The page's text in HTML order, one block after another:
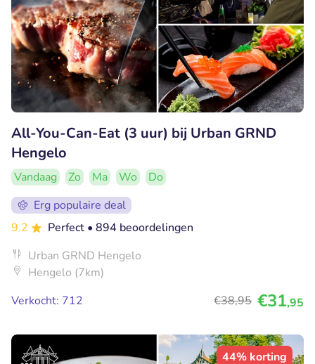
All-You-Can-Eat (3 uur) bij Urban GRND
Hengelo
Vandaag Zo Ma Wo
Do
Erg populaire deal
9.2
Perfect • 894 beoordelingen
Urban GRND Hengelo
Hengelo (7km)
Verkocht: 712
€38,95 €31,95
44% korting